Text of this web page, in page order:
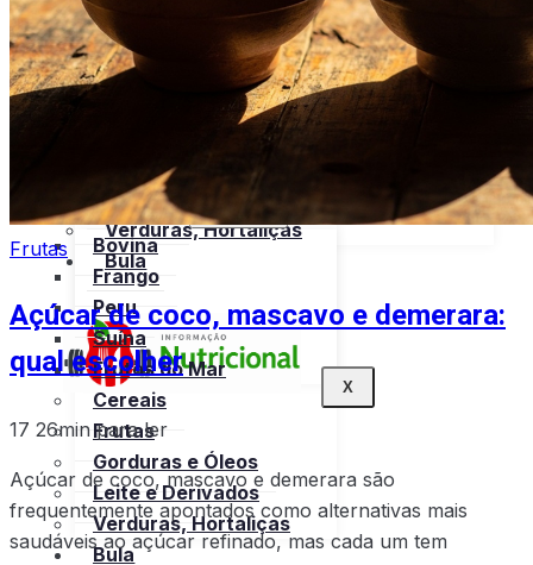
Peru
Suína
Frutos do Mar
Gorduras e Óleos
Leite e Derivados
Verduras, Hortaliças
Bula
X
Tratamentos Naturais
Bula
Tabela
Bebidas
Carnes
Open menu
Bovina
Frango
Peru
Suína
Frutos do Mar
Cereais
Frutas
Gorduras e Óleos
Leite e Derivados
Verduras, Hortaliças
Bula
Frutas
Açúcar de coco, mascavo e demerara:
qual escolher
17 26min para ler
Açúcar de coco, mascavo e demerara são
frequentemente apontados como alternativas mais
saudáveis ao açúcar refinado, mas cada um tem